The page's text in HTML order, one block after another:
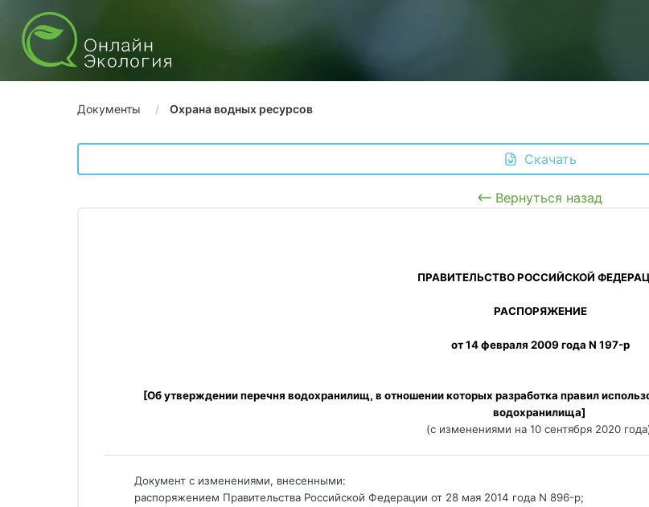
Документы Охрана водных ресурсов
Скачать
Вернуться назад
ПРАВИТЕЛЬСТВО РОССИЙСКОЙ
РАСПОРЯЖЕНИЕ
от 14 февраля 2009 года N 197-р
[Об утверждении перечня водохранилищ, в отношении которых разработка правил
водохранилища]
(с изменениями на 10 сентября 2020
Документ с изменениями, внесенными:
распоряжением Правительства Российской Федерации от 28 мая 2014 года N 896-р;